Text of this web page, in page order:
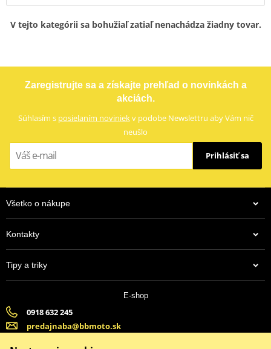
V tejto kategórii sa bohužiaľ zatiaľ nenachádza žiadny tovar.
Zaregistrujte sa a získajte prehľad o novinkách a
akciách.
Súhlasím s posielaním noviniekv podobe Newslettru aby Vám nič
neušlo
Prihlásiť sa
Všetko o nákupe
Kontakty
Tipy a triky
E-shop
0918 632 245
predajnaba@bbmoto.sk